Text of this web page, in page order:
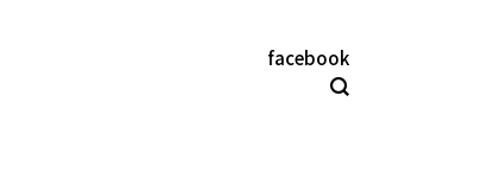
facebook